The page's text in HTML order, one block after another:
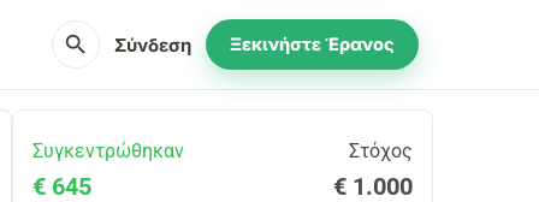
search Σύνδεση Ξεκινήστε Έρανος
Συγκεντρώθηκαν Στόχος
€ 645 € 1.000